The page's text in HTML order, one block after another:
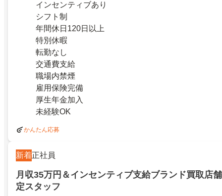
インセンティブあり
シフト制
年間休日120日以上
特別休暇
転勤なし
交通費支給
職場内禁煙
雇用保険完備
厚生年金加入
未経験OK
かんたん応募
新着正社員
月収35万円＆インセンティブ支給ブランド買取店
定スタッフ